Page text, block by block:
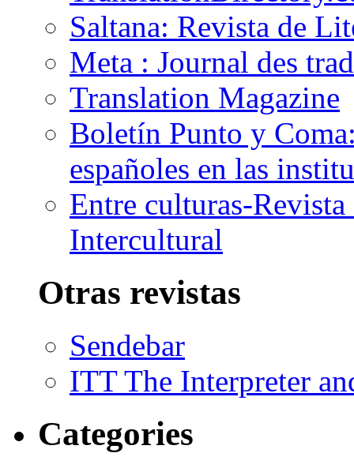
Saltana: Revista de
Meta : Journal des
Translation Magazine
Boletín Punto y
españoles en las
Entre culturas-
Intercultural
Otras revistas
Sendebar
ITT The Interpreter
Categories